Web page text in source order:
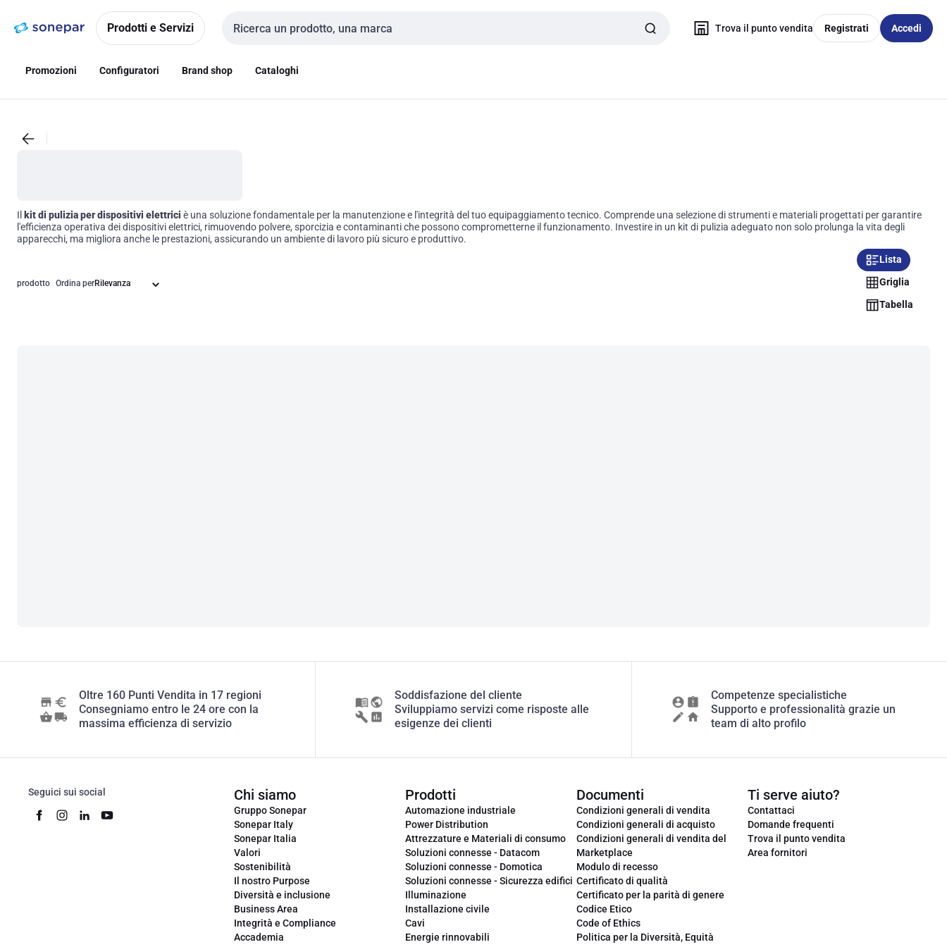
navigazionealla
Prodotti e Servizi
Cerca input
Trova il punto vendita Registrati Accedi
Promozioni Configuratori Brand shop Cataloghi
Il kit di pulizia per dispositivi elettrici è una soluzione fondamentale per la manutenzione e l'integrità del tuo equipaggiamento tecnico. Comprende una selezione di strumenti e materiali progettati per garantire
l'efficienza operativa dei dispositivi elettrici, rimuovendo polvere, sporcizia e contaminanti che possono comprometterne il funzionamento. Investire in un kit di pulizia adeguato non solo prolunga la vita degli
apparecchi, ma migliora anche le prestazioni, assicurando un ambiente di lavoro più sicuro e produttivo.
prodotto Ordina per
Lista
Griglia
Tabella
Oltre 160 Punti Vendita in 17 regioni
Consegniamo entro le 24 ore con la
massima efficienza di servizio
Soddisfazione del cliente
Sviluppiamo servizi come risposte alle
esigenze dei clienti
Competenze specialistiche
Supporto e professionalità grazie un
team di alto profilo
Seguici sui social Chi siamo
Gruppo Sonepar
Sonepar Italy
Sonepar Italia
Valori
Sostenibilità
Il nostro Purpose
Diversità e inclusione
Business Area
Integrità e Compliance
Accademia
Prodotti
Automazione industriale
Power Distribution
Attrezzature e Materiali di consumo
Soluzioni connesse - Datacom
Soluzioni connesse - Domotica
Soluzioni connesse - Sicurezza edifici
Illuminazione
Installazione civile
Cavi
Energie rinnovabili
Documenti
Condizioni generali di vendita
Condizioni generali di acquisto
Condizioni generali di vendita del
Marketplace
Modulo di recesso
Certificato di qualità
Certificato per la parità di genere
Codice Etico
Code of Ethics
Politica per la Diversità, Equità
Ti serve aiuto?
Contattaci
Domande frequenti
Trova il punto vendita
Area fornitori